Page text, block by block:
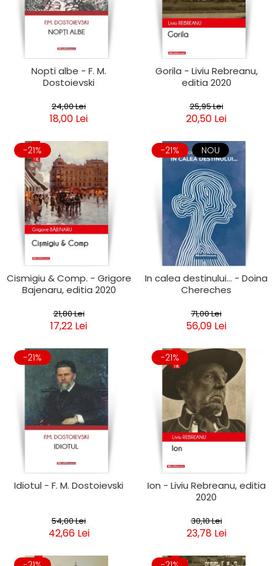
Clasica
Contemporana
Universala
Universala
Publicistica / Reportaje / Interviuri
Stiinte umaniste
Istorie
Sociologie si filozofie
Nopti albe - F. M.
Dostoievski
24,00 Lei
18,00 Lei
Gorila - Liviu Rebreanu,
editia 2020
25,95 Lei
20,50 Lei
-21%
Cismigiu & Comp. - Grigore
Bajenaru, editia 2020
21,80 Lei
17,22 Lei
-21% NOU
In calea destinului... - Doina
Chereches
71,00 Lei
56,09 Lei
-21%
Idiotul - F. M. Dostoievski
54,00 Lei
42,66 Lei
-21%
Ion - Liviu Rebreanu, editia
2020
30,10 Lei
23,78 Lei